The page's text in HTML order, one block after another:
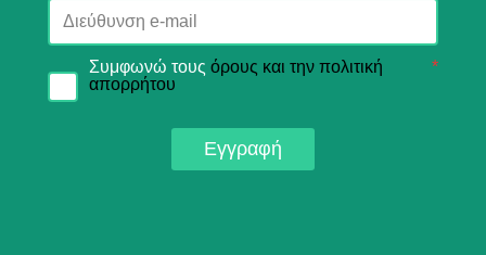
Συμφωνώ τους όρους και την πολιτική
απορρήτου
*
Εγγραφή